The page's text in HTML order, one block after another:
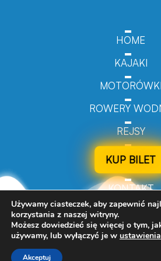
HOME
KAJAKI
MOTORÓWKI
ROWERY
REJSY
KUP BILET
KONTAKT
© 2024 Turizmo.pl - All
Używamy ciasteczek, aby zapewnić
korzystania z naszej witryny.
Możesz dowiedzieć się więcej o tym,
używamy, lub wyłączyć je w
Akceptuj